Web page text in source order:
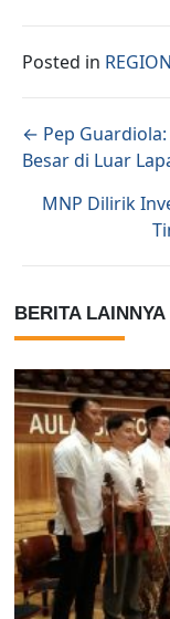
Posted in
Posts
← Pep Guardiola:
Besar di Luar
MNP Dilirik
BERITA LAINNYA